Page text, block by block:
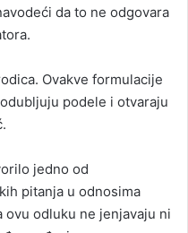
da to ne odgovara
Ovakve formulacije
podele i otvaraju
jedno od
pitanja u odnosima
ovu odluku ne jenjavaju ni